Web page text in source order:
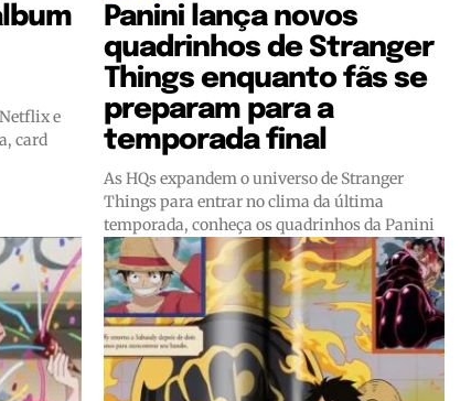
e
card
Panini lança novos
quadrinhos de Stranger
Things enquanto fãs se
preparam para a
temporada final
As HQs expandem o universo de Stranger
Things para entrar no clima da última
temporada, conheça os quadrinhos da Panini